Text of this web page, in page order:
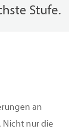
Stufe.
an
Nicht nur die